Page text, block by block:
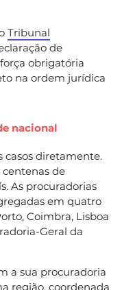
Tribunal
de
obrigatória
na ordem jurídica
nacional
casos diretamente.
de
As procuradorias
em quatro
Coimbra, Lisboa
Geral da
a sua procuradoria
região, coordenada